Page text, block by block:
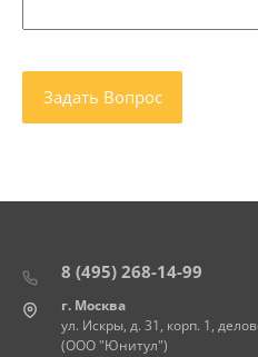
8 (495) 268-14-99
г. Москва
ул. Искры, д. 31, корп. 1,
(ООО "Юнитул")